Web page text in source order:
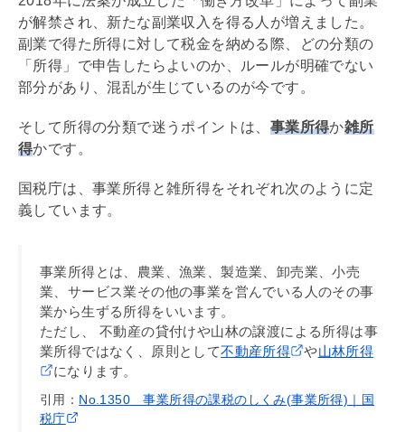
が解禁され、新たな副業収入を得る人が増えました。
副業で得た所得に対して税金を納める際、どの分類の
「所得」で申告したらよいのか、ルールが明確でない
部分があり、混乱が生じているのが今です。
そして所得の分類で迷うポイントは、 事業所得か雑所
得かです。
国税庁は、事業所得と雑所得をそれぞれ次のように定
義しています。
事業所得とは、農業、漁業、製造業、卸売業、小売
業、サービス業その他の事業を営んでいる人のその事
業から生ずる所得をいいます。
ただし、 不動産の貸付けや山林の譲渡による所得は事
業所得ではなく、原則として不動産所得 や山林所得
になります。
引用： No.1350 事業所得の課税のしくみ(事業所得)｜国
税庁